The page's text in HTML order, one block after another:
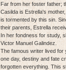
Far from her foster father;
Casilda is Estrella's
is tormented by this sin.
their parents, Estrella
In her fondness for study,
Victor Manuel Galindez.
The famous writer lived for
one day, destiny and fate
forgotten everything. This